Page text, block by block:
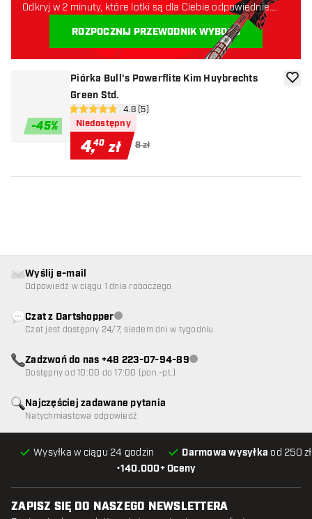
-45%
Piórka Bull's Powerflite Kim Huybrechts
Green Std.
otwórz panel recenzji
4.8 gwiazdki oceny
4.8 (5)
Niedostępny
4,40 zł 8 zł
Odkryj w 2 minuty, które lotki są dla Ciebie odpowiednie.
ROZPOCZNIJ PRZEWODNIK WYBORU
•140.000+ Oceny
Wysyłka w ciągu 24 godzin Darmowa wysyłka od 250
Najczęściej zadawane pytania
Natychmiastowa odpowiedź
Wyślij e-mail
Odpowiedź w ciągu 1 dnia roboczego
Czat z DartshopperObsługa klienta niedostępna
Czat jest dostępny 24/7, siedem dni w tygodniu
Zadzwoń do nas +48 223-07-94-89Obsługa klienta niedostępna
Dostępny od 10:00 do 17:00 (pon.-pt.)
ZAPISZ SIĘ DO NASZEGO NEWSLETTERA